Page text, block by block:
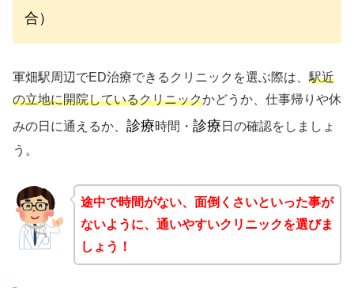
合）
軍畑駅周辺でED治療できるクリニックを選ぶ際は、 駅近
の立地に開院しているクリニックかどうか、仕事帰りや休
みの日に通えるか、 診療時間・ 診療 日の確認をしましょ
う。
途中で時間がない、面倒くさいといった事が
ないように、通いやすいクリニックを選びま
しょう！